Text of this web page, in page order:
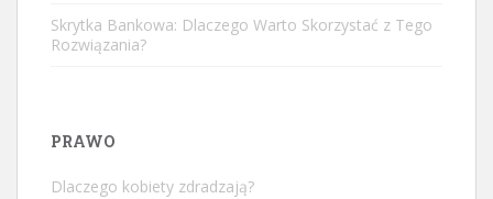
Skrytka Bankowa: Dlaczego Warto Skorzystać z Tego
Rozwiązania?
PRAWO
Dlaczego kobiety zdradzają?